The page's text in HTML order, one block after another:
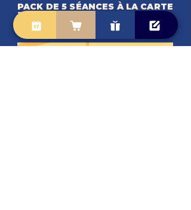
PACK DE 5 SÉANCES À LA CARTE
TOUR ADULTES
5 x 2 HEURES - 265 €